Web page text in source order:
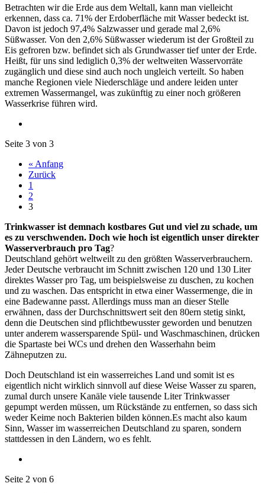
Betrachten wir die Erde aus dem Weltall, kann man vielleicht
erkennen, dass ca. 71% der Erdoberfläche mit Wasser bedeckt ist.
Davon ist jedoch 97,4% Salzwasser und gerade mal 2,6%
Süßwasser. Von den 2,6% Süßwasser wiederum ist der Großteil zu
Eis gefroren bzw. befindet sich als Grundwasser tief unter der Erde.
Heißt, für uns sind lediglich 0,3% der weltweiten Wasservorräte
zugänglich und diese sind auch noch ungleich verteilt. So haben
manche Regionen viele Niederschläge und andere leiden unter
extremen Wassermangel, was zukünftig zu einer noch größeren
Wasserkrise führen wird.
Seite 3 von 3
« Anfang
Zurück
1
2
3
Trinkwasser ist demnach kostbares Gut und viel zu schade, um
es zu verschwenden. Doch wie hoch ist eigentlich unser direkter
Wasserverbrauch pro Tag?
Deutschland gehört weltweilt zu den größten Wasserverbrauchern.
Jeder Deutsche verbraucht im Schnitt zwischen 120 und 130 Liter
direktes Wasser pro Tag, um beispielsweise zu duschen, zu kochen
und zu waschen. Das entspricht in etwa einer Wassermenge, die in
eine Badewanne passt. Allerdings muss man an dieser Stelle
erwähnen, dass der Durchschnittswert seit den 80ern stetig sinkt,
denn die Deutschen sind pflichtbewusster geworden und benutzen
unter anderem wassersparende Spül- und Waschmaschinen, drücken
die Spartaste bei WCs und drehen den Wasserhahn beim
Zähneputzen zu.
Doch Deutschland ist ein wasserreiches Land und somit ist es
eigentlich nicht wirklich sinnvoll auf diese Weise Wasser zu sparen,
zumal durch unsere Kanäle viele tausende Liter Trinkwasser
gepumpt werden müssen, um Rückstände zu entfernen, so dass sich
weder Keime noch Bakterien bilden können.Es macht also kaum
Sinn, Wasser im wasserreichen Deutschland zu sparen, sondern
stattdessen in den Ländern, wo es fehlt.
Seite 2 von 6